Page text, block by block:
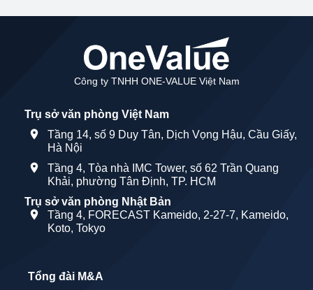
Công ty TNHH ONE-VALUE Việt Nam
Trụ sở văn phòng Việt Nam
Tầng 14, số 9 Duy Tân, Dịch Vọng Hậu, Cầu Giấy,
Hà Nội
Tầng 4, Tòa nhà IMC Tower, số 62 Trần Quang
Khải, phường Tân Định, TP. HCM
Trụ sở văn phòng Nhật Bản
Tầng 4, FORECAST Kameido, 2-27-7, Kameido,
Koto, Tokyo
Tổng đài M&A